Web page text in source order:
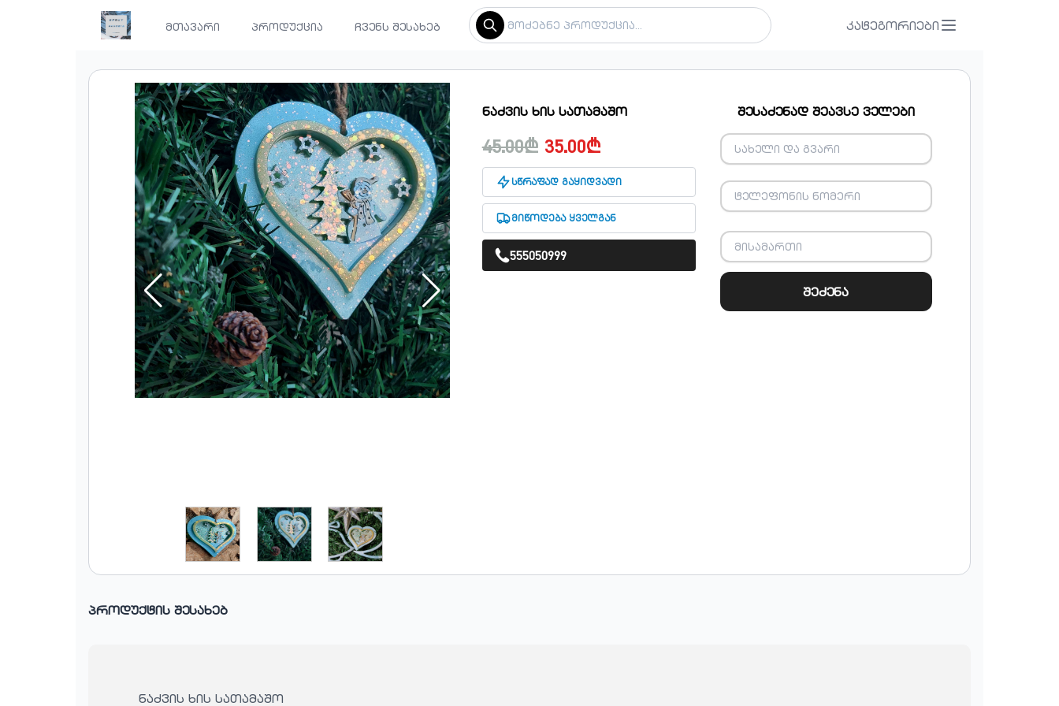
მთავარი პროდუქცია ჩვენს შესახებ კატეგორიები
ნაძვის ხის სათამაშო
45.00₾35.00₾
სწრაფად გაყიდვადი
მიწოდება ყველგან
555050999
შესაძენად შეავსე ველები
შეძენა
პროდუქტის შესახებ
ნაძვის ხის სათამაშო